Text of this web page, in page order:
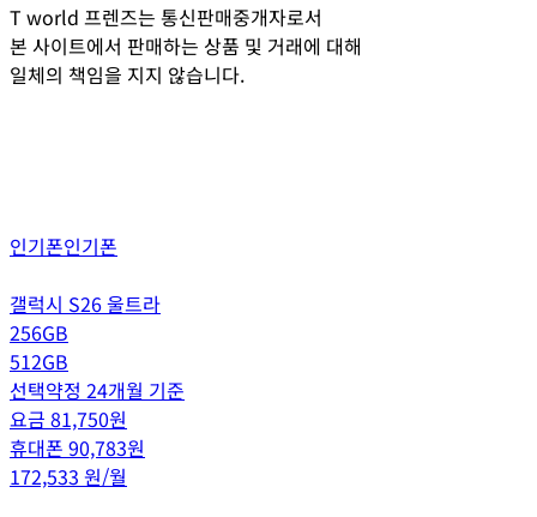
T world 프렌즈는 통신판매중개자로서
본 사이트에서 판매하는 상품 및 거래에 대해
일체의 책임을 지지 않습니다.
인기폰인기폰
갤럭시 S26 울트라
256GB
512GB
선택약정 24개월 기준
요금 81,750원
휴대폰 90,783원
172,533 원/월